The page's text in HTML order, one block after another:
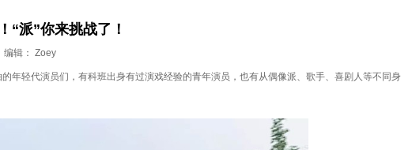
“派”你来挑战了！
编辑： Zoey
年轻代演员们，有科班出身有过演戏经验的青年演员，也有从偶像派、歌手、喜剧人等不同身